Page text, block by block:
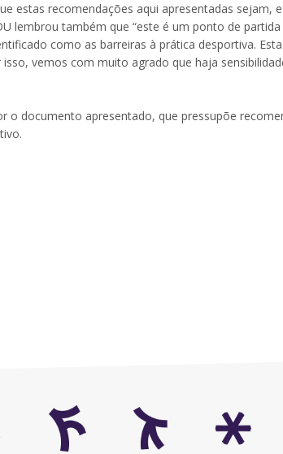
estas recomendações aqui apresentadas sejam,
lembrou também que “este é um ponto de
como as barreiras à prática desportiva.
vemos com muito agrado que haja
o documento apresentado, que pressupõe